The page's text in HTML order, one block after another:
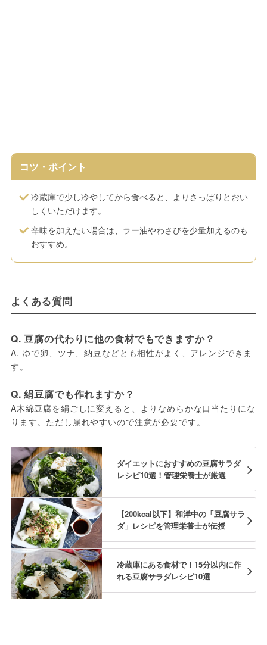
コツ・ポイント
冷蔵庫で少し冷やしてから食べると、よりさっぱりとおい
しくいただけます。
辛味を加えたい場合は、ラー油やわさびを少量加えるのも
おすすめ。
よくある質問
Q. 豆腐の代わりに他の食材でもできますか？
A. ゆで卵、ツナ、納豆などとも相性がよく、アレンジできま
す。
Q. 絹豆腐でも作れますか？
A木綿豆腐を絹ごしに変えると、よりなめらかな口当たりにな
ります。ただし崩れやすいので注意が必要です。
ダイエットにおすすめの豆腐サラダ
レシピ10選！管理栄養士が厳選
【200kcal以下】和洋中の「豆腐サラ
ダ」レシピを管理栄養士が伝授
冷蔵庫にある食材で！15分以内に作
れる豆腐サラダレシピ10選